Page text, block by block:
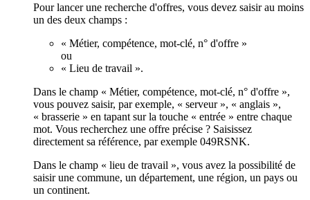
Pour lancer une recherche d'offres, vous devez saisir au moins
un des deux champs :
« Métier, compétence, mot-clé, n° d'offre »
ou
« Lieu de travail ».
Dans le champ « Métier, compétence, mot-clé, n° d'offre »,
vous pouvez saisir, par exemple, « serveur », « anglais »,
« brasserie » en tapant sur la touche « entrée » entre chaque
mot. Vous recherchez une offre précise ? Saisissez
directement sa référence, par exemple 049RSNK.
Dans le champ « lieu de travail », vous avez la possibilité de
saisir une commune, un département, une région, un pays ou
un continent.